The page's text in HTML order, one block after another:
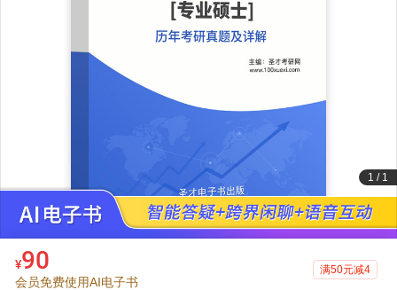
1 / 1
¥90
会员免费使用AI电子书
满50元减4